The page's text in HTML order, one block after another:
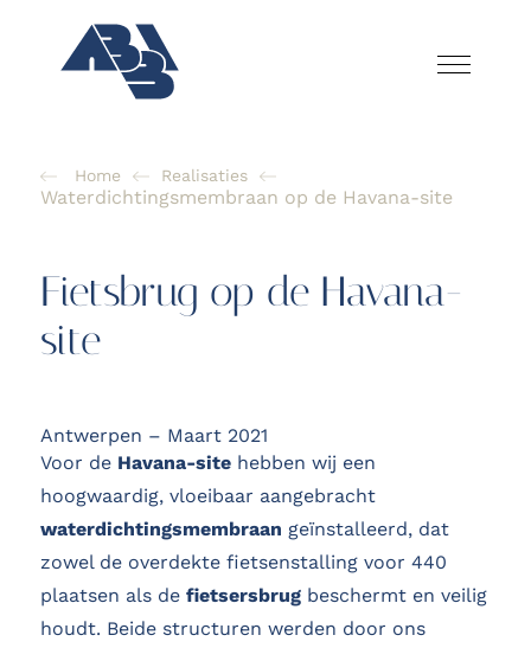
Home Realisaties
Waterdichtingsmembraan op de Havana-site
Fietsbrug op de Havana-
site
Antwerpen – Maart 2021
Voor de Havana-site hebben wij een
hoogwaardig, vloeibaar aangebracht
waterdichtingsmembraan geïnstalleerd, dat
zowel de overdekte fietsenstalling voor 440
plaatsen als de fietsersbrugbeschermt en veilig
houdt. Beide structuren werden door ons